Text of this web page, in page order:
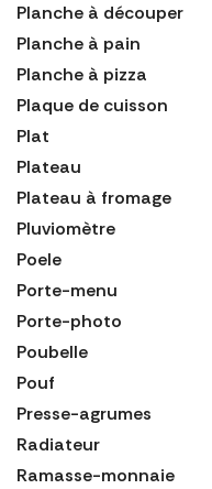
Planche à découper
Planche à pain
Planche à pizza
Plaque de cuisson
Plat
Plateau
Plateau à fromage
Pluviomètre
Poele
Porte-menu
Porte-photo
Poubelle
Pouf
Presse-agrumes
Radiateur
Ramasse-monnaie